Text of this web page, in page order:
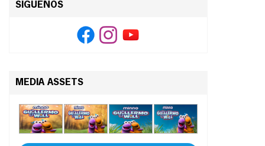
SÍGUENOS
MEDIA ASSETS